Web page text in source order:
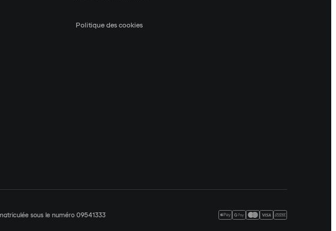
Politique des cookies
sous le numéro 09541333